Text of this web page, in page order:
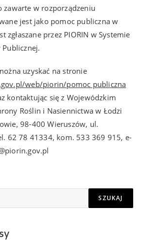
zawarte w rozporządzeniu
jest jako pomoc publiczna w
zgłaszane przez PIORIN w Systemie
Publicznej.
uzyskać na stronie
web/piorin/pomoc publiczna
kontaktując się z Wojewódzkim
Roślin i Nasiennictwa w Łodzi
98-400 Wieruszów, ul.
62 78 41334, kom. 533 369 915, e-
SZUKAJ